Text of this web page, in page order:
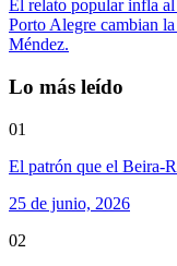
El relato popular infla
Porto Alegre cambian
Méndez.
Lo más leído
01
El patrón que el Beira-
25 de junio, 2026
02